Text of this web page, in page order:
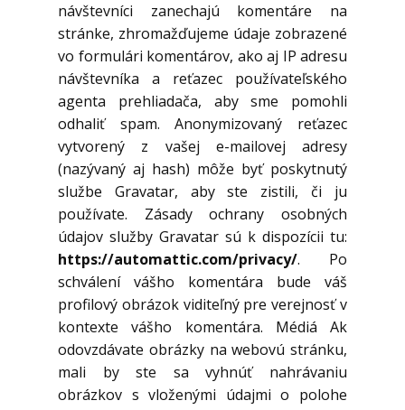
návštevníci zanechajú komentáre na
stránke, zhromažďujeme údaje zobrazené
vo formulári komentárov, ako aj IP adresu
návštevníka a reťazec používateľského
agenta prehliadača, aby sme pomohli
odhaliť spam. Anonymizovaný reťazec
vytvorený z vašej e-mailovej adresy
(nazývaný aj hash) môže byť poskytnutý
službe Gravatar, aby ste zistili, či ju
používate. Zásady ochrany osobných
údajov služby Gravatar sú k dispozícii tu:
https://automattic.com/privacy/. Po
schválení vášho komentára bude váš
profilový obrázok viditeľný pre verejnosť v
kontexte vášho komentára. Médiá Ak
odovzdávate obrázky na webovú stránku,
mali by ste sa vyhnúť nahrávaniu
obrázkov s vloženými údajmi o polohe